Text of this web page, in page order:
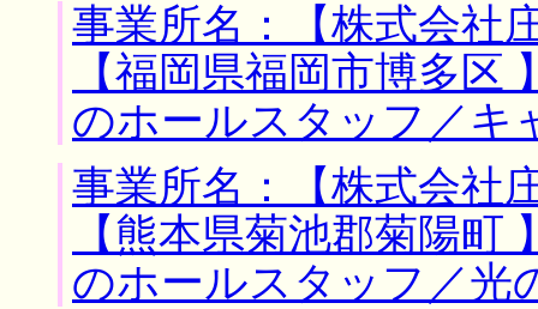
事業所名：【株式会社
【福岡県福岡市博多
のホールスタッフ／キ
事業所名：【株式会社
【熊本県菊池郡菊陽
のホールスタッフ／光